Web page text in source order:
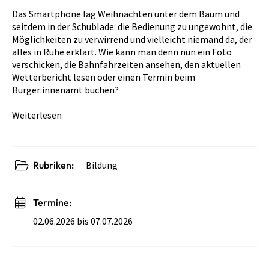
Das Smartphone lag Weihnachten unter dem Baum und
seitdem in der Schublade: die Bedienung zu ungewohnt, die
Möglichkeiten zu verwirrend und vielleicht niemand da, der
alles in Ruhe erklärt. Wie kann man denn nun ein Foto
verschicken, die Bahnfahrzeiten ansehen, den aktuellen
Wetterbericht lesen oder einen Termin beim
Bürger:innenamt buchen?
Weiterlesen
Rubriken: Bildung
Termine:
02.06.2026 bis 07.07.2026